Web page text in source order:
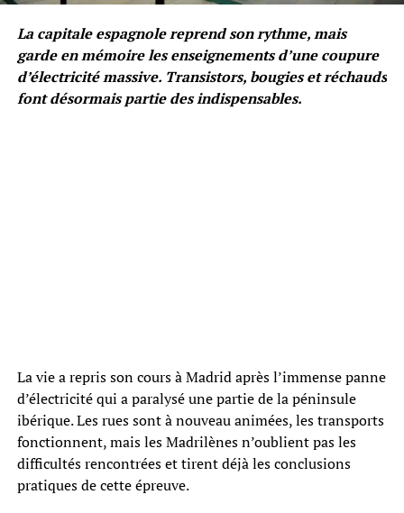
La capitale espagnole reprend son rythme, mais
garde en mémoire les enseignements d’une coupure
d’électricité massive. Transistors, bougies et réchauds
font désormais partie des indispensables.
La vie a repris son cours à Madrid après l’immense panne
d’électricité qui a paralysé une partie de la péninsule
ibérique. Les rues sont à nouveau animées, les transports
fonctionnent, mais les Madrilènes n’oublient pas les
difficultés rencontrées et tirent déjà les conclusions
pratiques de cette épreuve.